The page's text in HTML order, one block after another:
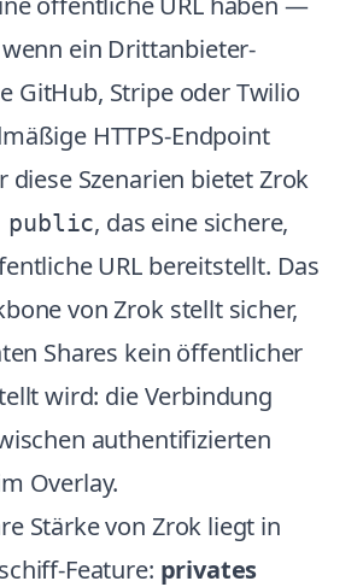
ein Drittanbieter-
GitHub, Stripe oder Twilio
HTTPS-Endpoint
diese Szenarien bietet Zrok
public, das eine sichere,
URL bereitstellt. Das
von Zrok stellt sicher,
Shares kein öffentlicher
wird: die Verbindung
authentifizierten
Overlay.
Stärke von Zrok liegt in
Feature: privates